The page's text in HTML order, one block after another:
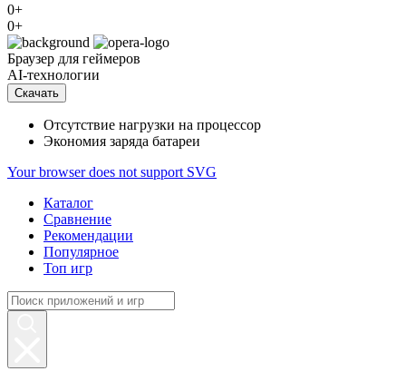
0+
0+
Браузер для геймеров
AI-технологии
Скачать
Отсутствие нагрузки на процессор
Экономия заряда батареи
Your browser does not support SVG
Каталог
Сравнение
Рекомендации
Популярное
Топ игр